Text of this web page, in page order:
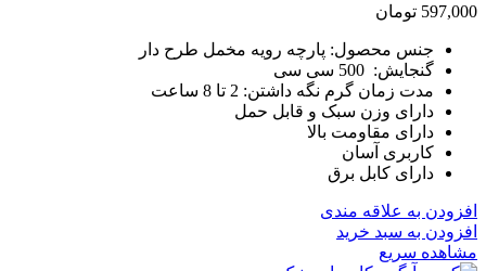
597,000 تومان
جنس محصول: پارچه رویه مخمل طرح دار
گنجایش: 500 سی سی
مدت زمان گرم نگه داشتن: 2 تا 8 ساعت
دارای وزن سبک و قابل حمل
دارای مقاومت بالا
کاربری آسان
دارای کابل برق
افزودن به علاقه مندی
افزودن به سبد خرید
مشاهده سریع